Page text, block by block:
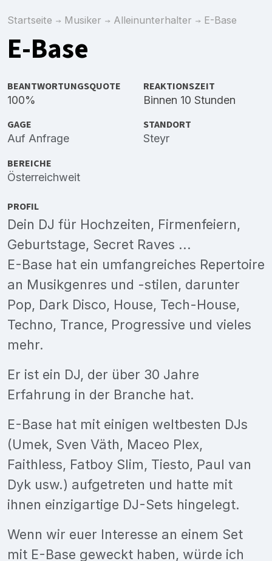
Startseite Musiker Alleinunterhalter E-Base
E-Base
BEANTWORTUNGSQUOTE
100%
REAKTIONSZEIT
Binnen 10 Stunden
GAGE
Auf Anfrage
STANDORT
Steyr
BEREICHE
Österreichweit
PROFIL
Dein DJ für Hochzeiten, Firmenfeiern,
Geburtstage, Secret Raves ...
E-Base hat ein umfangreiches Repertoire
an Musikgenres und -stilen, darunter
Pop, Dark Disco, House, Tech-House,
Techno, Trance, Progressive und vieles
mehr.
Er ist ein DJ, der über 30 Jahre
Erfahrung in der Branche hat.
E-Base hat mit einigen weltbesten DJs
(Umek, Sven Väth, Maceo Plex,
Faithless, Fatboy Slim, Tiesto, Paul van
Dyk usw.) aufgetreten und hatte mit
ihnen einzigartige DJ-Sets hingelegt.
Wenn wir euer Interesse an einem Set
mit E-Base geweckt haben, würde ich